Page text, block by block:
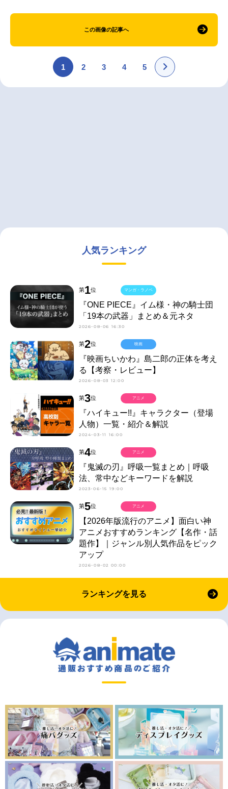
この画像の記事へ
1 2 3 4 5
人気ランキング
第1位
『ONE PIECE』イム様・神の騎士団
「19本の武器」まとめ＆元ネタ
2026-08-06 16:30
マンガ・ラノベ
第2位
『映画ちいかわ』島二郎の正体を考え
る【考察・レビュー】
2026-08-03 12:00
映画
第3位
『ハイキュー!!』キャラクター（登場
人物）一覧・紹介＆解説
2024-03-11 16:00
アニメ
第4位
『鬼滅の刃』呼吸一覧まとめ｜呼吸
法、常中などキーワードを解説
2023-06-15 19:00
アニメ
第5位
【2026年版流行のアニメ】面白い神
アニメおすすめランキング【名作・話
題作】｜ジャンル別人気作品をピック
アップ
2026-08-02 00:00
アニメ
ランキングを見る